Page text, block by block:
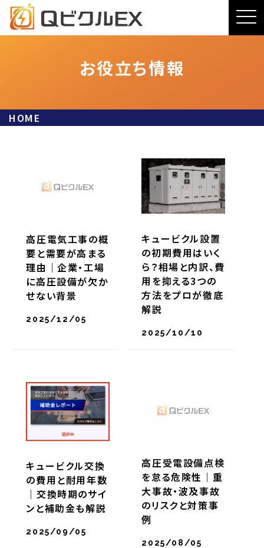
お役立ち情報
HOME
高圧電気工事の概
要と需要が高まる
理由｜企業・工場
に高圧設備が欠か
せない背景
2025/12/05
キュービクル設置
の初期費用はいく
ら？相場と内訳、費
用を抑える3つの
方法をプロが徹底
解説
2025/10/10
キュービクル交換
の費用と耐用年数
｜交換時期のサイ
ンと補助金も解説
2025/09/05
高圧受電設備点検
を怠る危険性｜重
大事故・波及事故
のリスクと対策事
例
2025/08/05